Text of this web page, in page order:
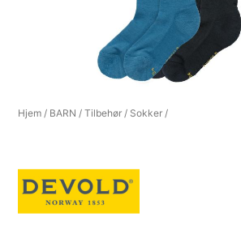
Hjem / BARN /Tilbehør / Sokker /